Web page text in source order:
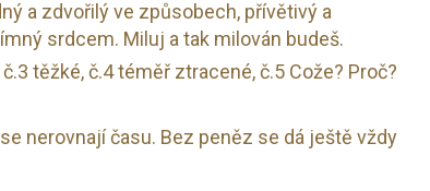
a zdvořilý ve způsobech, přívětivý a
srdcem. Miluj a tak milován budeš.
těžké, č.4 téměř ztracené, č.5 Cože? Proč?
nerovnají času. Bez peněz se dá ještě vždy